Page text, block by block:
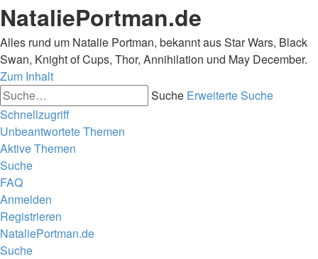
NataliePortman.de
Alles rund um Natalie Portman, bekannt aus Star Wars, Black
Swan, Knight of Cups, Thor, Annihilation und May December.
Zum Inhalt
Suche Erweiterte Suche
Schnellzugriff
Unbeantwortete Themen
Aktive Themen
Suche
FAQ
Anmelden
Registrieren
NataliePortman.de
Suche